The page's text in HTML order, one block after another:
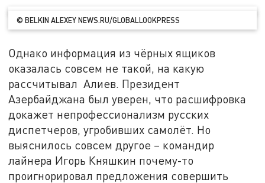
© BELKIN ALEXEY NEWS.RU/GLOBALLOOKPRESS
Однако информация из чёрных ящиков
оказалась совсем не такой, на какую
рассчитывал Алиев. Президент
Азербайджана был уверен, что расшифровка
докажет непрофессионализм русских
диспетчеров, угробивших самолёт. Но
выяснилось совсем другое – командир
лайнера Игорь Княшкин почему-то
проигнорировал предложения совершить